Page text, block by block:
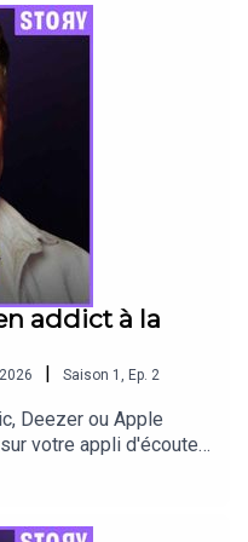
et une rééducation
le basket fauteuil
Voici son histoire.
addict à la
| Saison 1 Ep. 2
Deezer ou Apple
votre appli d'écoute
de télévision,
de sa vie